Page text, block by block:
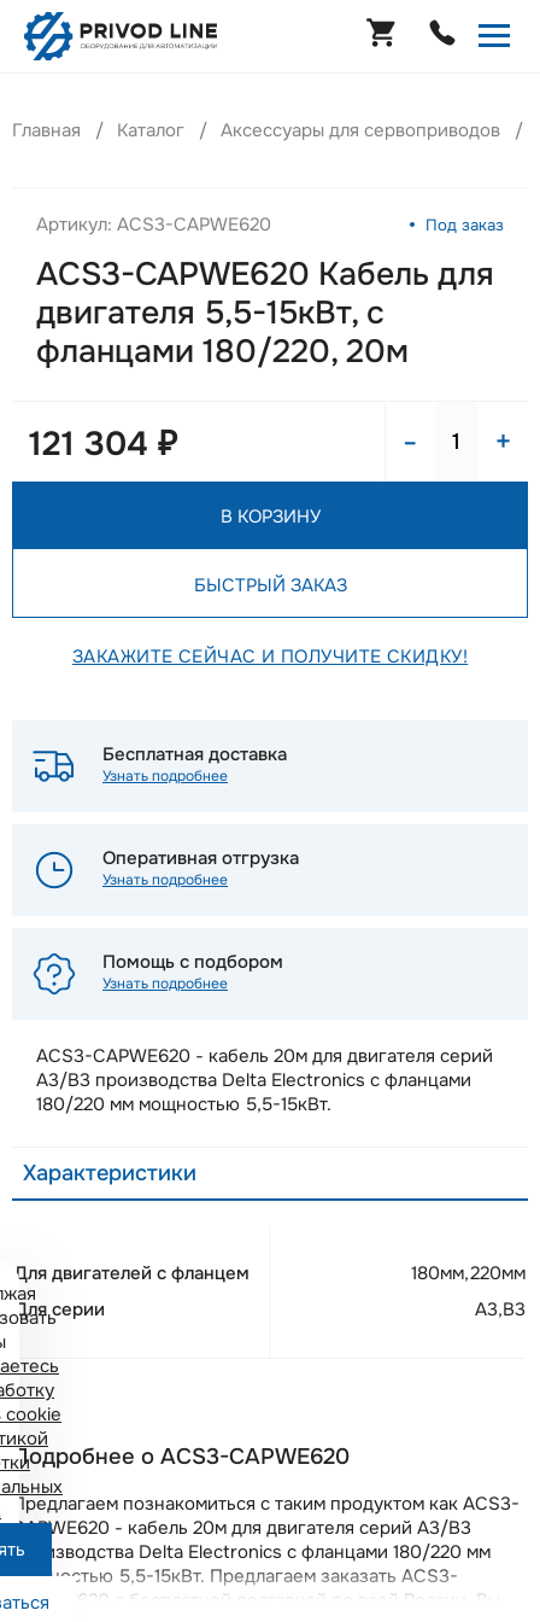
Главная Каталог Аксессуары для сервоприводов
Артикул: ACS3-CAPWE620 Под заказ
ACS3-CAPWE620 Кабель для
двигателя 5,5-15кВт, с
фланцами 180/220, 20м
ACS3-CAPWE620 - кабель 20м для двигателя серий
A3/B3 производства Delta Electronics с фланцами
180/220 мм мощностью 5,5-15кВт.
Характеристики
Для двигателей с фланцем
180мм,220мм
Для серии
A3,B3
121 304 ₽ - +
В КОРЗИНУ
БЫСТРЫЙ ЗАКАЗ
ЗАКАЖИТЕ СЕЙЧАС И ПОЛУЧИТЕ СКИДКУ!
Бесплатная доставка
Узнать подробнее
Оперативная отгрузка
Узнать подробнее
Помощь с подбором
Узнать подробнее
Подробнее о ACS3-CAPWE620
Предлагаем познакомиться с таким продуктом как ACS3-
CAPWE620 - кабель 20м для двигателя серий A3/B3
производства Delta Electronics с фланцами 180/220 мм
мощностью 5,5-15кВт. Предлагаем заказать ACS3-
CAPWE620 с бесплатной доставкой по всей России. Вы
cookie